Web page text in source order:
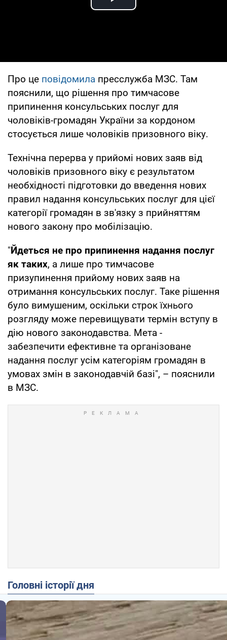
Play Video
Про це повідомила пресслужба МЗС. Там
пояснили, що рішення про тимчасове
припинення консульських послуг для
чоловіків-громадян України за кордоном
стосується лише чоловіків призовного віку.
Технічна перерва у прийомі нових заяв від
чоловіків призовного віку є результатом
необхідності підготовки до введення нових
правил надання консульських послуг для цієї
категорії громадян в зв'язку з прийняттям
нового закону про мобілізацію.
"Йдеться не про припинення надання послуг
як таких, а лише про тимчасове
призупинення прийому нових заяв на
отримання консульських послуг. Таке рішення
було вимушеним, оскільки строк їхнього
розгляду може перевищувати термін вступу в
дію нового законодавства. Мета -
забезпечити ефективне та організоване
надання послуг усім категоріям громадян в
умовах змін в законодавчій базі", – пояснили
в МЗС.
Головні історії дня